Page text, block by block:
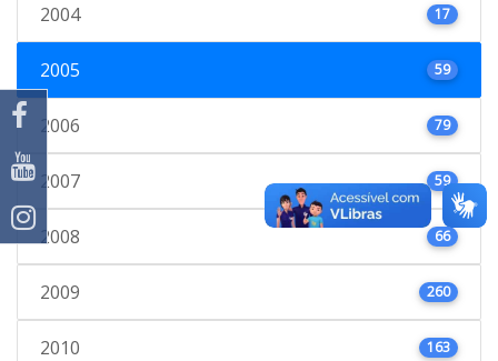
2004 17
2005 59
2006 79
2007 59
2008 66
2009 260
2010 163